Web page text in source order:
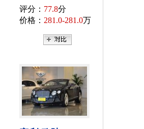
评分： 77.8分
价格： 281.0-281.0万